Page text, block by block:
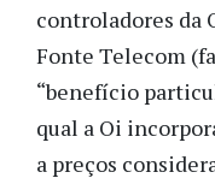
controladores da
Fonte Telecom
“benefício
qual a Oi
a preços